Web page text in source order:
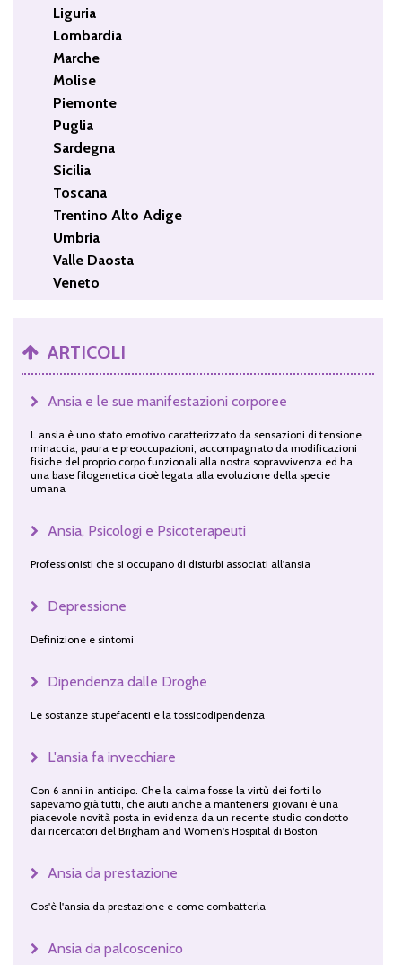
Liguria
Lombardia
Marche
Molise
Piemonte
Puglia
Sardegna
Sicilia
Toscana
Trentino Alto Adige
Umbria
Valle Daosta
Veneto
ARTICOLI
Ansia e le sue manifestazioni corporee
L ansia è uno stato emotivo caratterizzato da sensazioni di tensione,
minaccia, paura e preoccupazioni, accompagnato da modificazioni
fisiche del proprio corpo funzionali alla nostra sopravvivenza ed ha
una base filogenetica cioè legata alla evoluzione della specie
umana
Ansia, Psicologi e Psicoterapeuti
Professionisti che si occupano di disturbi associati all'ansia
Depressione
Definizione e sintomi
Dipendenza dalle Droghe
Le sostanze stupefacenti e la tossicodipendenza
L'ansia fa invecchiare
Con 6 anni in anticipo. Che la calma fosse la virtù dei forti lo
sapevamo già tutti, che aiuti anche a mantenersi giovani è una
piacevole novità posta in evidenza da un recente studio condotto
dai ricercatori del Brigham and Women's Hospital di Boston
Ansia da prestazione
Cos'è l'ansia da prestazione e come combatterla
Ansia da palcoscenico